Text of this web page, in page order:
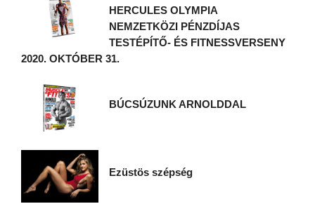
HERCULES OLYMPIA
NEMZETKÖZI PÉNZDÍJAS
TESTÉPÍTŐ- ÉS FITNESSVERSENY
2020. OKTÓBER 31.
BÚCSÚZUNK ARNOLDDAL
Ezüstös szépség